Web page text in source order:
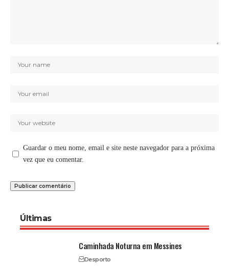
Guardar o meu nome, email e site neste navegador para a próxima
vez que eu comentar.
Últimas
Caminhada Noturna em Messines
Desporto